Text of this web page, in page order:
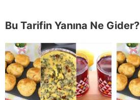
Bu Tarifin Yanına Ne Gider?